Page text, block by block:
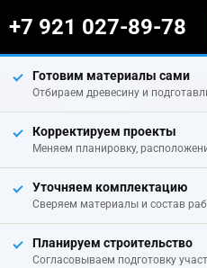
+7 921 027-89-78
Готовим материалы сами
Отбираем древесину и
Корректируем проекты
Меняем планировку,
Уточняем комплектацию
Сверяем материалы и состав
Планируем строительство
Согласовываем подготовку